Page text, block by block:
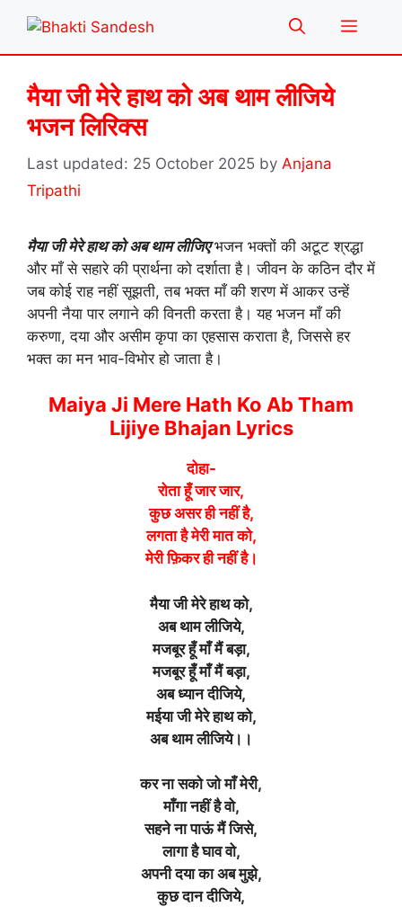
content
Menu
मैया जी मेरे हाथ को अब थाम लीजिये
भजन लिरिक्स
25 October 2025 by Anjana
Tripathi
मैया जी मेरे हाथ को अब थाम लीजिएभजन भक्तों की अटूट श्रद्धा
और माँ से सहारे की प्रार्थना को दर्शाता है। जीवन के कठिन दौर में
जब कोई राह नहीं सूझती, तब भक्त माँ की शरण में आकर उन्हें
अपनी नैया पार लगाने की विनती करता है। यह भजन माँ की
करुणा, दया और असीम कृपा का एहसास कराता है, जिससे हर
भक्त का मन भाव-विभोर हो जाता है।
Maiya Ji Mere Hath Ko Ab Tham
Lijiye Bhajan Lyrics
दोहा-
रोता हूँ जार जार,
कुछ असर ही नहीं है,
लगता है मेरी मात को,
मेरी फ़िकर ही नहीं है।
मैया जी मेरे हाथ को,
अब थाम लीजिये,
मजबूर हूँ माँ मैं बड़ा,
मजबूर हूँ माँ मैं बड़ा,
अब ध्यान दीजिये,
मईया जी मेरे हाथ को,
अब थाम लीजिये।।
कर ना सको जो माँ मेरी,
माँगा नहीं है वो,
सहने ना पाऊं मैं जिसे,
लागा है घाव वो,
अपनी दया का अब मुझे,
कुछ दान दीजिये,